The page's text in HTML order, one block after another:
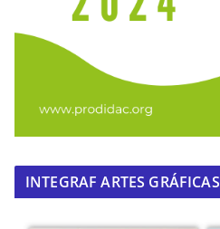
INTEGRAF ARTES GRÁFICAS